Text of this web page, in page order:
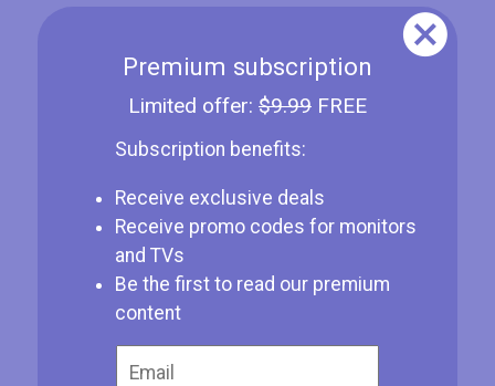
Premium subscription
Limited offer: $9.99FREE
Subscription benefits:
Receive exclusive deals
Receive promo codes for monitors
and TVs
Be the first to read our premium
content